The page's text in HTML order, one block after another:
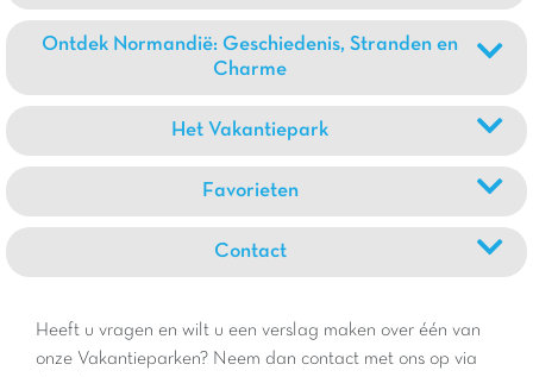
Ontdek Normandië: Geschiedenis, Stranden en
Charme
Het Vakantiepark
Favorieten
Contact
Heeft u vragen en wilt u een verslag maken over één van
onze Vakantieparken? Neem dan contact met ons op via